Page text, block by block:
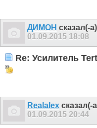
ДИМОН сказал(-
01.09.2015 18:08
Re: Усилитель
Realalex сказал(-
01.09.2015 20:44